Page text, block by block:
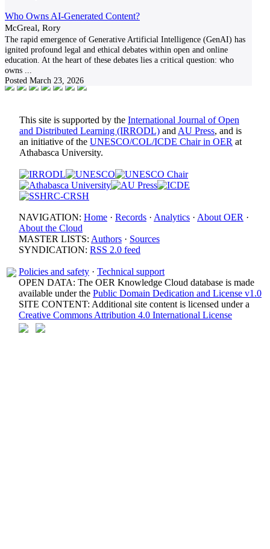
Who Owns AI-Generated Content?
McGreal, Rory
The rapid emergence of Generative Artificial Intelligence (GenAI) has
ignited profound legal and ethical debates within open and online
education. At the heart of these debates lies a critical question: who
owns
Posted March 23, 2026
This site is supported by the International Journal of Open
and Distributed Learning (IRRODL) and AU Press, and is
an initiative of the UNESCO/COL/ICDE Chair in OER at
Athabasca University.
NAVIGATION: Home · Records · Analytics · About OER ·
About the Cloud
MASTER LISTS: Authors · Sources
SYNDICATION: RSS 2.0 feed
Policies and safety · Technical support
OPEN DATA: The OER Knowledge Cloud database is made
available under the Public Domain Dedication and License v1.0
SITE CONTENT: Additional site content is licensed under a
Creative Commons Attribution 4.0 International License